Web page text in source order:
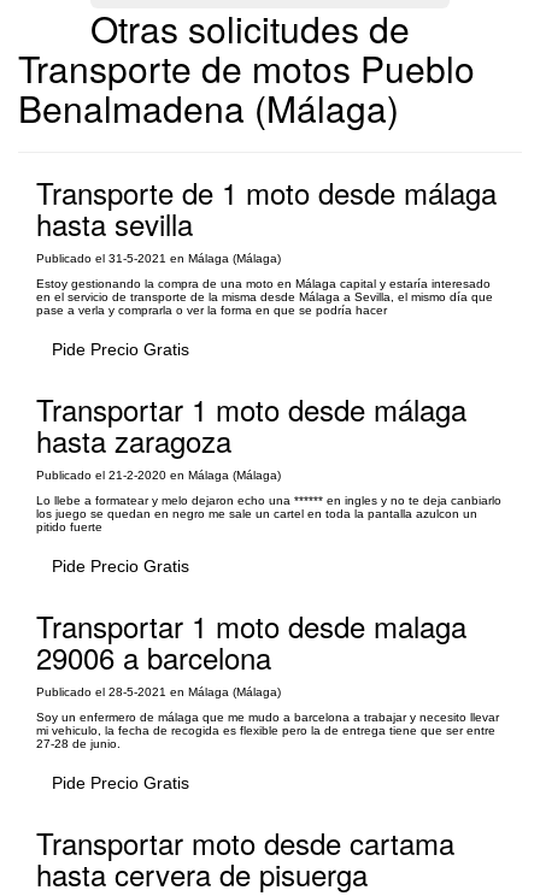
Otras solicitudes de
Transporte de motos Pueblo
Benalmadena (Málaga)
Transporte de 1 moto desde málaga
hasta sevilla
Publicado el 31-5-2021 en Málaga (Málaga)
Estoy gestionando la compra de una moto en Málaga capital y estaría interesado
en el servicio de transporte de la misma desde Málaga a Sevilla, el mismo día que
pase a verla y comprarla o ver la forma en que se podría hacer
Pide Precio Gratis
Transportar 1 moto desde málaga
hasta zaragoza
Publicado el 21-2-2020 en Málaga (Málaga)
Lo llebe a formatear y melo dejaron echo una ****** en ingles y no te deja canbiarlo
los juego se quedan en negro me sale un cartel en toda la pantalla azulcon un
pitido fuerte
Pide Precio Gratis
Transportar 1 moto desde malaga
29006 a barcelona
Publicado el 28-5-2021 en Málaga (Málaga)
Soy un enfermero de málaga que me mudo a barcelona a trabajar y necesito llevar
mi vehiculo, la fecha de recogida es flexible pero la de entrega tiene que ser entre
27-28 de junio.
Pide Precio Gratis
Transportar moto desde cartama
hasta cervera de pisuerga